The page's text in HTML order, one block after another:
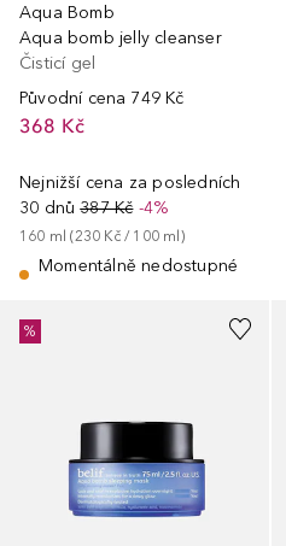
Aqua Bomb
Aqua bomb jelly cleanser
Čisticí gel
Původní cena 749 Kč
368 Kč
Nejnižší cena za posledních
30 dnů 387 Kč-4%
160 ml (230 Kč / 100 ml)
Momentálně nedostupné
%